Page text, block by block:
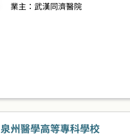
業主：武漢同濟醫院
泉州醫學高等專科學校